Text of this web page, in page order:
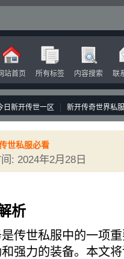
站首页 所有标签 内容搜索 联
日新开传世一区 新开传奇世界私服
世私服必看
: 2024年2月28日
析
世私服中的一项重
强力的装备。本文